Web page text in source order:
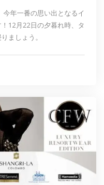
年一番の思い出となるイ
12月22日の夕暮れ時、タ
ましょう。